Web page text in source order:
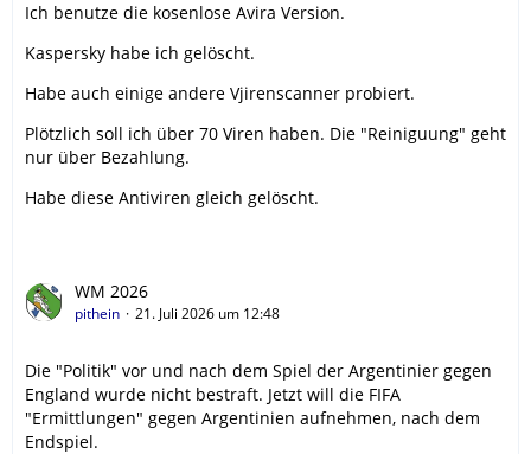
Ich benutze die kosenlose Avira Version.
Kaspersky habe ich gelöscht.
Habe auch einige andere Vjirenscanner probiert.
Plötzlich soll ich über 70 Viren haben. Die "Reiniguung" geht
nur über Bezahlung.
Habe diese Antiviren gleich gelöscht.
WM 2026
pithein 21. Juli 2026 um 12:48
Die "Politik" vor und nach dem Spiel der Argentinier gegen
England wurde nicht bestraft. Jetzt will die FIFA
"Ermittlungen" gegen Argentinien aufnehmen, nach dem
Endspiel.